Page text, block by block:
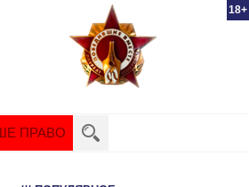
18+
ПРАВО